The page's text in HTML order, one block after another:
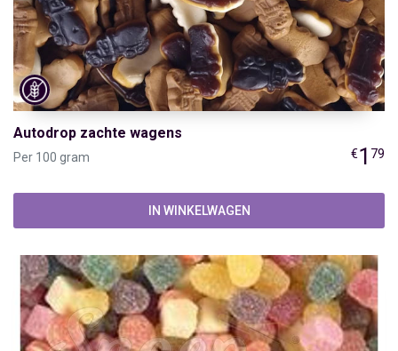
Autodrop zachte wagens
Per 100 gram €1 79
IN WINKELWAGEN